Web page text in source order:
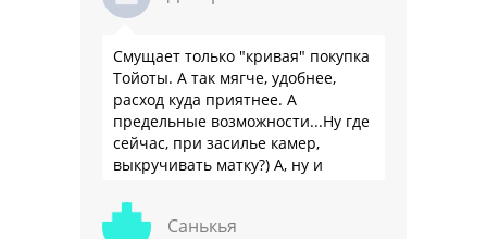
Смущает только "кривая" покупка
Тойоты. А так мягче, удобнее,
расход куда приятнее. А
предельные возможности...Ну где
сейчас, при засилье камер,
выкручивать матку?) А, ну и
забываем.
Санькья